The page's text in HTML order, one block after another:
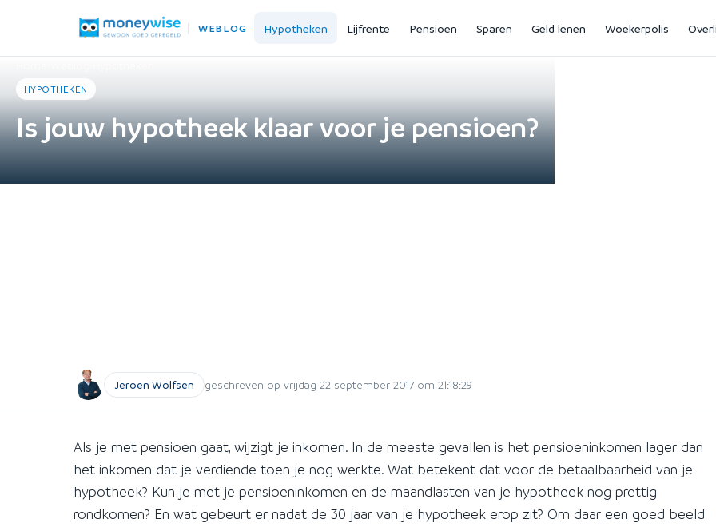
WEBLOG Hypotheken Lijfrente Pensioen Sparen Geld lenen Woekerpolis
HYPOTHEKEN
Is jouw hypotheek klaar voor je pensioen?
Jeroen Wolfsen geschreven op vrijdag 22 september 2017 om 21:18:29
Als je met pensioen gaat, wijzigt je inkomen. In de meeste gevallen is het pensioeninkomen lager dan
het inkomen dat je verdiende toen je nog werkte. Wat betekent dat voor de betaalbaarheid van je
hypotheek? Kun je met je pensioeninkomen en de maandlasten van je hypotheek nog prettig
rondkomen? En wat gebeurt er nadat de 30 jaar van je hypotheek erop zit? Om daar een goed beeld